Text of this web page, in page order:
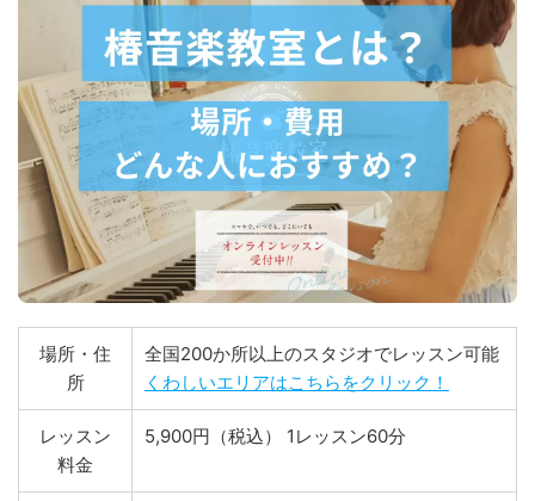
場所・住
所
全国200か所以上のスタジオでレッスン可能
くわしいエリアはこちらをクリック！
レッスン
料金
5,900円（税込） 1レッスン60分